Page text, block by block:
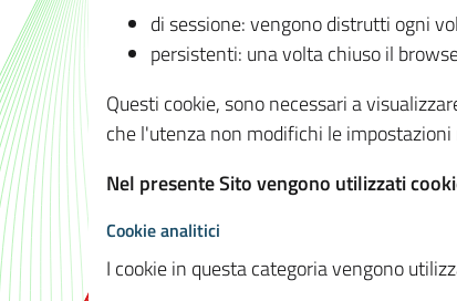
di sessione: vengono distrutti ogni
persistenti: una volta chiuso il
Questi cookie, sono necessari a
che l'utenza non modifichi le
Nel presente Sito vengono utilizzati
Cookie analitici
I cookie in questa categoria vengono